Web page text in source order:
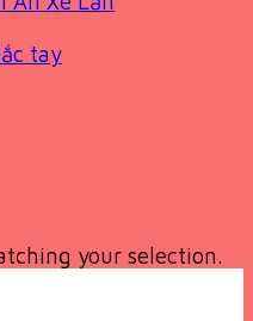
tay
your selection.